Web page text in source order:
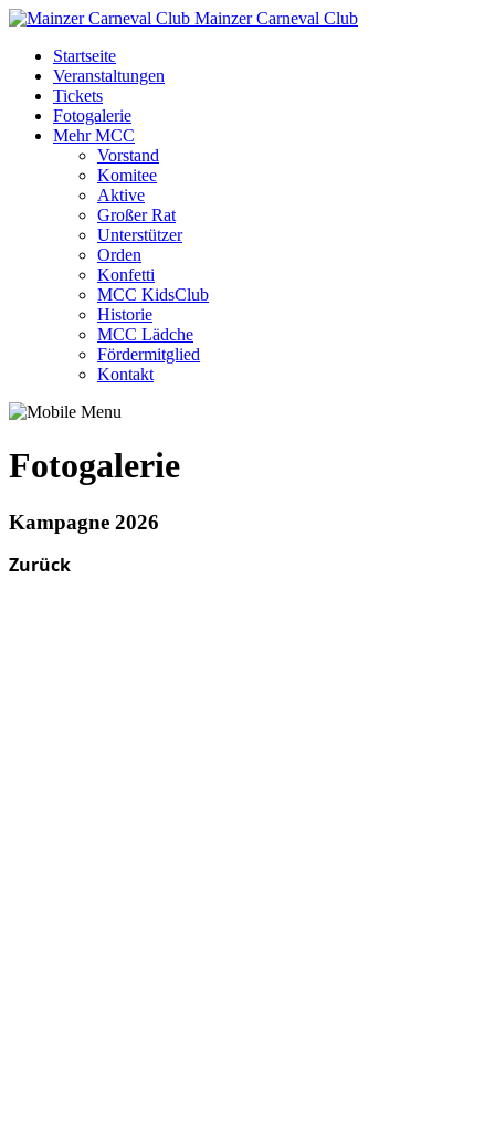
Mainzer Carneval Club
Startseite
Veranstaltungen
Tickets
Fotogalerie
Mehr MCC
Vorstand
Komitee
Aktive
Großer Rat
Unterstützer
Orden
Konfetti
MCC KidsClub
Historie
MCC Lädche
Fördermitglied
Kontakt
Fotogalerie
Kampagne 2026
Zurück